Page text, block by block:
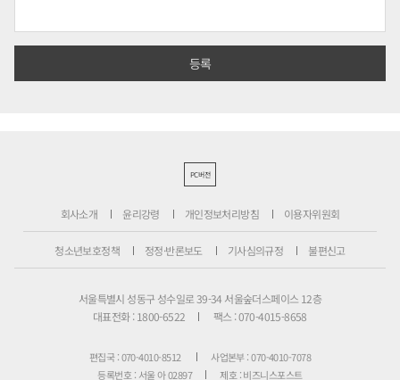
PC버전
회사소개 윤리강령 개인정보처리방침 이용자위원회
청소년보호정책 정정·반론보도 기사심의규정 불편신고
서울특별시 성동구 성수일로 39-34 서울숲더스페이스 12층
대표전화 : 1800-6522
팩스 : 070-4015-8658
편집국 : 070-4010-8512
사업본부 : 070-4010-7078
등록번호 : 서울 아 02897
제호 : 비즈니스포스트